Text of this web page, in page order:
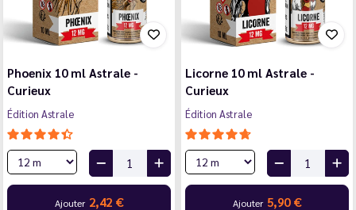
Phoenix 10 ml Astrale -
Curieux
Édition Astrale
Ajouter 2,42 €
Licorne 10 ml Astrale -
Curieux
Édition Astrale
Ajouter 5,90 €